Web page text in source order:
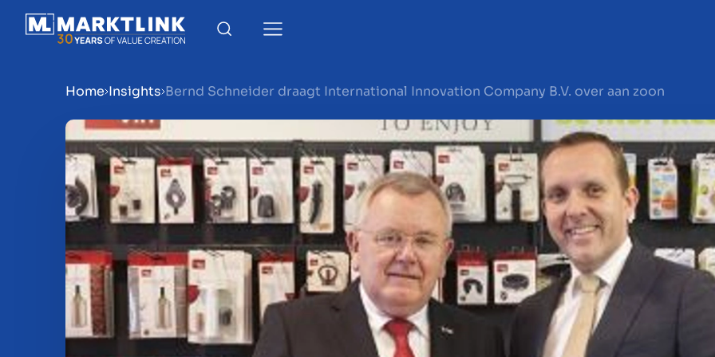
Menu
Bedrijf verkoopklaar maken
Bedrijf verkopen
Bedrijf kopen
Home Insights Bernd Schneider draagt International Innovation Company B.V. over aan zoon